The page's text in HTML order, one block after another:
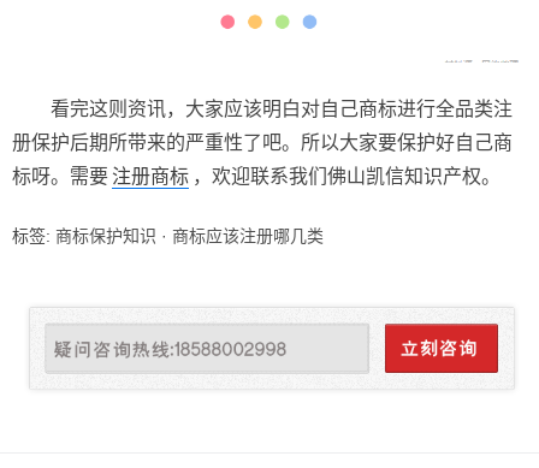
看完这则资讯，大家应该明白对自己商标进行全品类注
册保护后期所带来的严重性了吧。所以大家要保护好自己商
标呀。需要 注册商标 ，欢迎联系我们佛山凯信知识产权。
标签: 商标保护知识 · 商标应该注册哪几类